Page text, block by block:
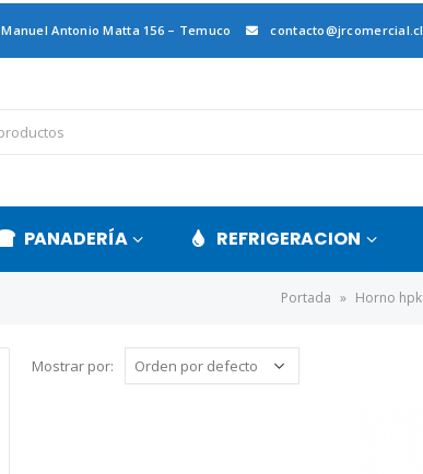
Manuel Antonio Matta 156 – Temuco contacto@jrcomercial.cl
PANADERÍA REFRIGERACION
Portada » Horno hpk
Mostrar por: